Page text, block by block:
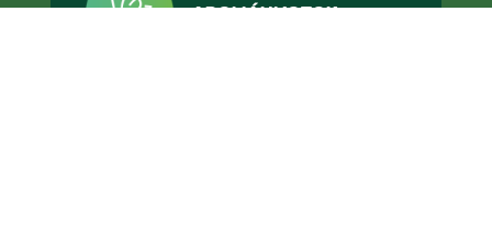
ADOMÁNYOZOK